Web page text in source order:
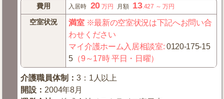
費用 入居時 20 万円 月額 13.427 ～万円
空室状況 満室※最新の空室状況は下記へお問い合
わせください
マイ介護ホーム入居相談室:0120-175-15
5 （9～17時 平日・日曜）
介護職員体制 ：3：1人以上
開設 ： 2004年8月